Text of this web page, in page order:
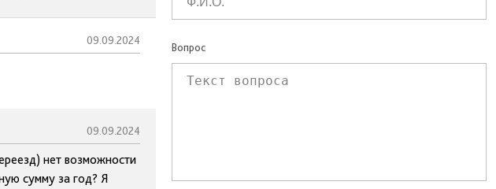
09.09.2024
09.09.2024
нет возможности
сумму за год? Я
Вопрос